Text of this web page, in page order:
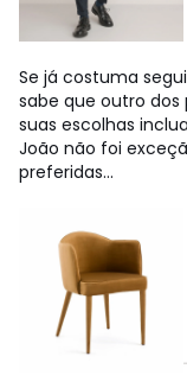
Se já costuma
sabe que outro
suas escolhas
João não foi
preferidas...